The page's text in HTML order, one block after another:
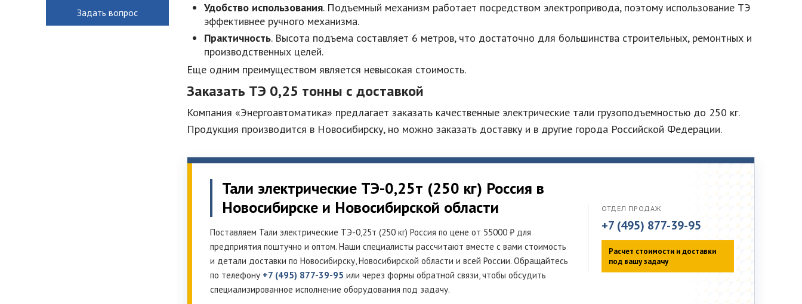
Задать вопрос
Удобство использования. Подъемный механизм работает посредством электропривода, поэтому использование ТЭ
эффективнее ручного механизма.
Практичность. Высота подъема составляет 6 метров, что достаточно для большинства строительных, ремонтных и
производственных целей.
Еще одним преимуществом является невысокая стоимость.
Заказать ТЭ 0,25 тонны с доставкой
Компания «Энергоавтоматика» предлагает заказать качественные электрические тали грузоподъемностью до 250 кг.
Продукция производится в Новосибирску, но можно заказать доставку и в другие города Российской Федерации.
Тали электрические ТЭ-0,25т (250 кг) Россия в
Новосибирске и Новосибирской области
Поставляем Тали электрические ТЭ-0,25т (250 кг) Россия по цене от 55000 ₽ для
предприятия поштучно и оптом. Наши специалисты рассчитают вместе с вами стоимость
и детали доставки по Новосибирску, Новосибирской области и всей России. Обращайтесь
по телефону +7 (495) 877-39-95 или через формы обратной связи, чтобы обсудить
специализированное исполнение оборудования под задачу.
ОТДЕЛ ПРОДАЖ
+7 (495) 877-39-95
Расчет стоимости и доставки
под вашу задачу